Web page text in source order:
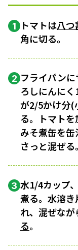
1 トマトは八つ
角に切る。
2 フライパン
ろしにんに
が2/5かけ分(
る。トマト
みそ煮缶を
さっと混ぜる。
3 水1/4カップ
煮る。 水溶き
れ、混ぜなが
る。